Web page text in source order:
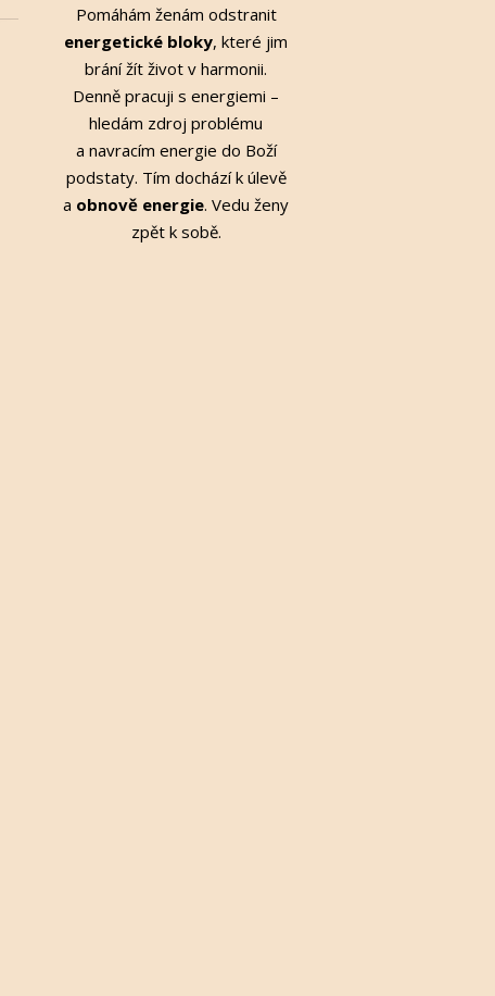
Pomáhám ženám odstranit
energetické bloky, které jim
brání žít život v harmonii.
Denně pracuji s energiemi –
hledám zdroj problému
a navracím energie do Boží
podstaty. Tím dochází k úlevě
a obnově energie. Vedu ženy
zpět k sobě.